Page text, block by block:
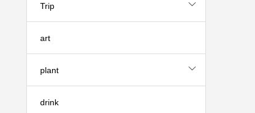
Trip
art
plant
drink